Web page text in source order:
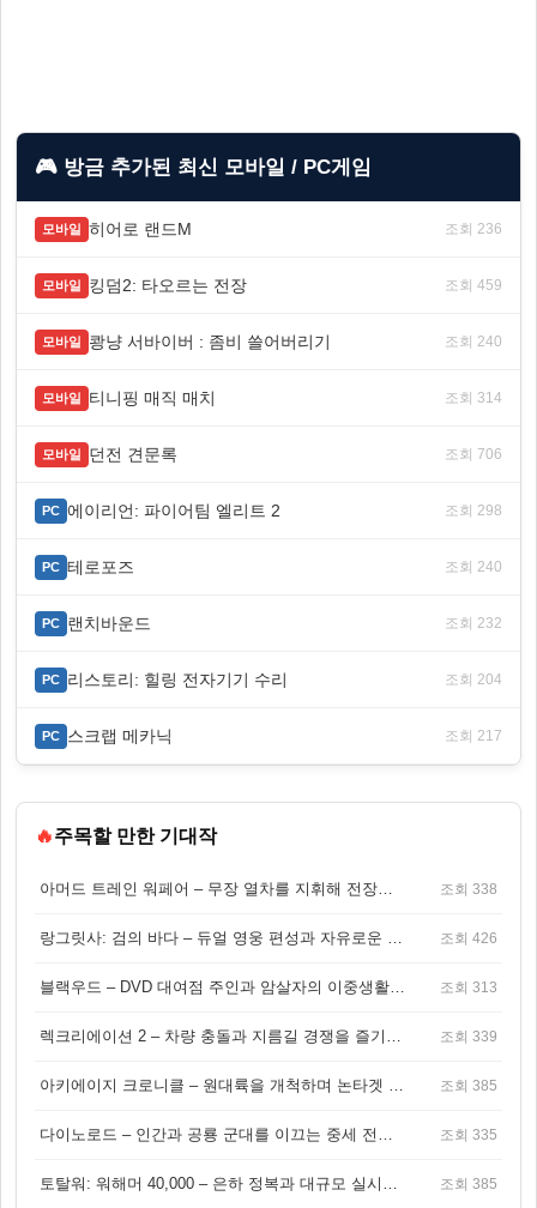
🎮 방금 추가된 최신 모바일 / PC게임
모바일 히어로 랜드M 조회 236
모바일 킹덤2: 타오르는 전장 조회 459
모바일 쾅냥 서바이버 : 좀비 쓸어버리기 조회 240
모바일 티니핑 매직 매치 조회 314
모바일 던전 견문록 조회 706
PC 에이리언: 파이어팀 엘리트 2 조회 298
PC 테로포즈 조회 240
PC 랜치바운드 조회 232
PC 리스토리: 힐링 전자기기 수리 조회 204
PC 스크랩 메카닉 조회 217
🔥주목할 만한 기대작
아머드 트레인 워페어 – 무장 열차를 지휘해 전장을 돌파하는 생존 전투 게임 조회 338
랑그릿사: 검의 바다 – 듀얼 영웅 편성과 자유로운 탐험을 결합한 판타지 전략 RPG 조회 426
블랙우드 – DVD 대여점 주인과 암살자의 이중생활을 그린 3인칭 액션 스릴러 게임 조회 313
렉크리에이션 2 – 차량 충돌과 지름길 경쟁을 즐기는 오픈월드 아케이드 레이싱 게임 조회 339
아키에이지 크로니클 – 원대륙을 개척하며 논타겟 전투를 즐기는 오픈월드 MMORPG 조회 385
다이노로드 – 인간과 공룡 군대를 이끄는 중세 전략 액션 RPG 조회 335
토탈워: 워해머 40,000 – 은하 정복과 대규모 실시간 전투가 결합된 전략 게임! 조회 385